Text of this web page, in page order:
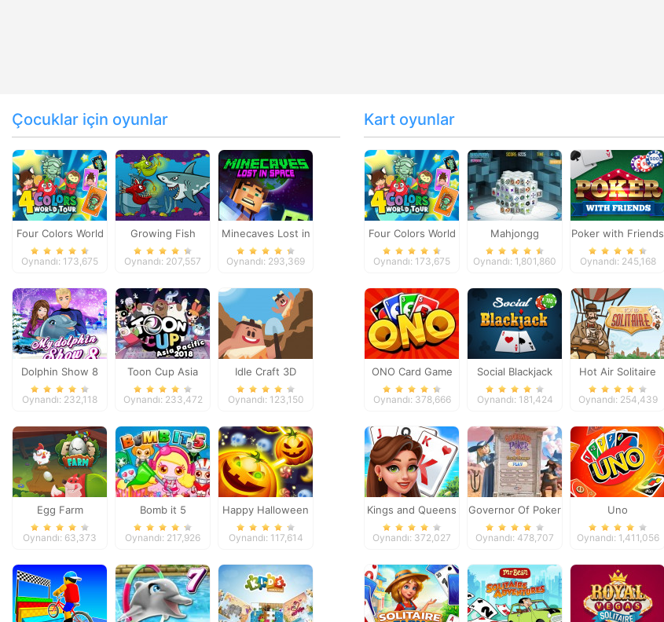
Çocuklar için oyunlar
Four Colors World
Tour
Oynandı: 173,675
Growing Fish
Oynandı: 207,557
Minecaves Lost in
Space
Oynandı: 293,369
Dolphin Show 8
Oynandı: 232,118
Toon Cup Asia
Pacific 2018
Oynandı: 233,472
Idle Craft 3D
Oynandı: 123,150
Egg Farm
Oynandı: 63,373
Bomb it 5
Oynandı: 217,926
Happy Halloween
Oynandı: 117,614
Kart oyunlar
Four Colors World
Tour
Oynandı: 173,675
Mahjongg
Dimensions
Oynandı: 1,801,860
Poker with Friends
Oynandı: 245,168
ONO Card Game
Oynandı: 378,666
Social Blackjack
Oynandı: 181,424
Hot Air Solitaire
Oynandı: 254,439
Kings and Queens
Solitaire Tripeaks
Oynandı: 372,027
Governor Of Poker
2
Oynandı: 478,707
Uno
Oynandı: 1,411,056